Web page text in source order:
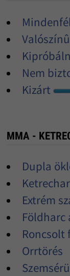
Valószínû
Nem
Kizárt
MMA -
Dupla
Extrém
Földharc
Roncsolt
Orrtörés